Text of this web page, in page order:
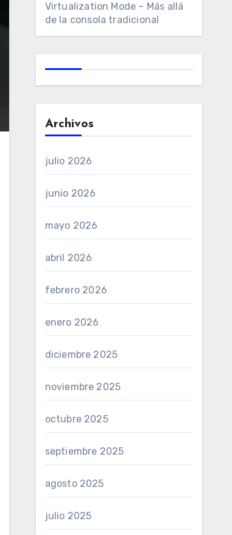
Virtualization Mode – Más allá
de la consola tradicional
Archivos
julio 2026
junio 2026
mayo 2026
abril 2026
febrero 2026
enero 2026
diciembre 2025
noviembre 2025
octubre 2025
septiembre 2025
agosto 2025
julio 2025